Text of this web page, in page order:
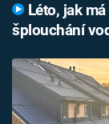
Léto, jak
šplouchání